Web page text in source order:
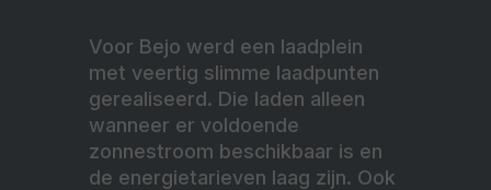
Voor Bejo werd een laadplein
met veertig slimme laadpunten
gerealiseerd. Die laden alleen
wanneer er voldoende
zonnestroom beschikbaar is en
de energietarieven laag zijn. Ook